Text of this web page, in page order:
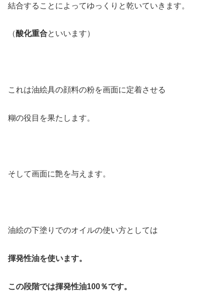
結合することによってゆっくりと乾いていきます。
（酸化重合といいます）
これは油絵具の顔料の粉を画面に定着させる
糊の役目を果たします。
そして画面に艶を与えます。
油絵の下塗りでのオイルの使い方としては
揮発性油を使います。
この段階では揮発性油100％です。